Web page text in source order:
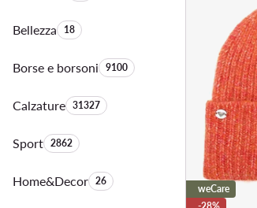
BellezzaQuantità di prodotti:
18
Borse e borsoniQuantità di prodotti:
9100
CalzatureQuantità di prodotti:
31327
SportQuantità di prodotti:
2862
Home&DecorQuantità di prodotti:
26
weCare
-28%